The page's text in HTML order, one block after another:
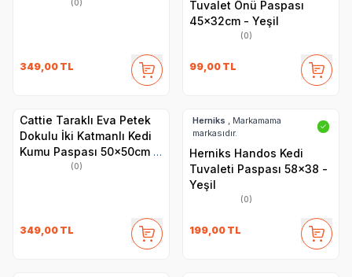
(0)
349,00 TL
Tuvalet Önü Paspası
45x32cm - Yeşil
(0)
99,00 TL
Cattie Taraklı Eva Petek
Dokulu İki Katmanlı Kedi
Kumu Paspası 50x50cm -
(0)
349,00 TL
Herniks
, Markamama
markasıdır.
✓
Herniks Handos Kedi
Tuvaleti Paspası 58x38 -
Yeşil
(0)
199,00 TL